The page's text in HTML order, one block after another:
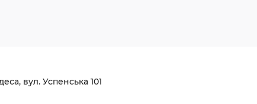
вул. Успенська 101